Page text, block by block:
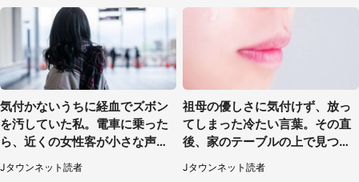
気付かないうちに経血でズボン
を汚していた私。電車に乗った
ら、近くの女性客が小さな声で
（千葉県・10代女性）
Jタウンネット読者
祖母の優しさに気付けず、放っ
てしまった冷たい言葉。その直
後、家のテーブルの上で見つけ
たものは（福岡県・30代女性）
Jタウンネット読者